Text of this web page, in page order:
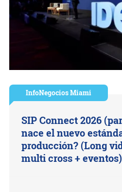
InfoNegocios Miami
SIP Connect 2026
nace el nuevo
producción? (Long
multi cross + eventos)